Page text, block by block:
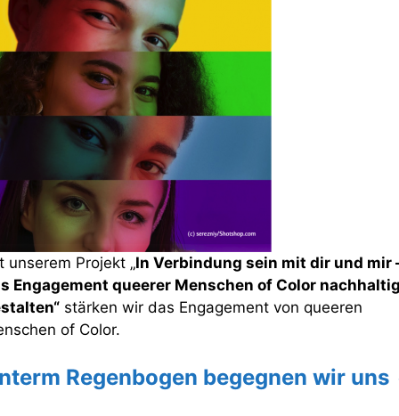
unserem Projekt „In Verbindung sein mit dir und mir
Engagement queerer Menschen of Color
stärken wir das Engagement von queeren
of Color.
Regenbogen begegnen wir uns